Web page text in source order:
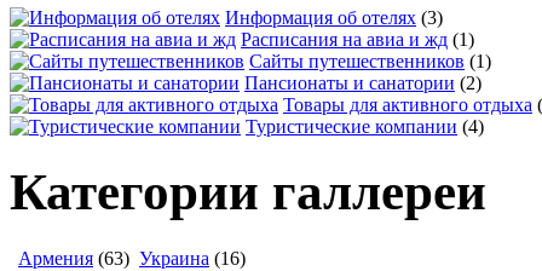
Информация об отелях (3)
Расписания на авиа и жд (1)
Сайты путешественников (1)
Пансионаты и санатории (2)
Товары для активного отдыха
Туристические компании (4)
Категории галлереи
Армения (63) Украина (16)